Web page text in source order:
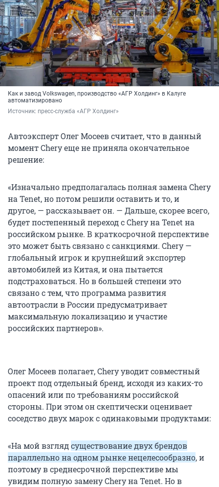
Как и завод Volkswagen, производство «АГР Холдинг» в Калуге
автоматизировано
Источник: пресс-служба «АГР Холдинг»
Автоэксперт Олег Мосеев считает, что в данный
момент Chery еще не приняла окончательное
решение:
«Изначально предполагалась полная замена Chery
на Tenet, но потом решили оставить и то, и
другое, — рассказывает он. — Дальше, скорее всего,
будет постепенный переход с Chery на Tenet на
российском рынке. В краткосрочной перспективе
это может быть связано с санкциями. Chery —
глобальный игрок и крупнейший экспортер
автомобилей из Китая, и она пытается
подстраховаться. Но в большей степени это
связано с тем, что программа развития
автоотрасли в России предусматривает
максимальную локализацию и участие
российских партнеров».
Олег Мосеев полагает, Chery уводит совместный
проект под отдельный бренд, исходя из каких-то
опасений или по требованиям российской
стороны. При этом он скептически оценивает
соседство двух марок с одинаковыми продуктами:
«На мой взглядсуществование двух брендов
параллельно на одном рынке нецелесообразно, и
поэтому в среднесрочной перспективе мы
увидим полную замену Chery на Tenet. Но в